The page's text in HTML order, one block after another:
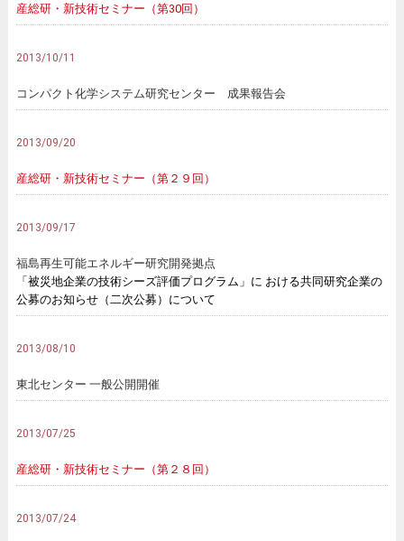
産総研・新技術セミナー（第30回）
2013/10/11
コンパクト化学システム研究センター 成果報告会
2013/09/20
産総研・新技術セミナー（第２９回）
2013/09/17
福島再生可能エネルギー研究開発拠点
「被災地企業の技術シーズ評価プログラム」に おける共同研究企業の
公募のお知らせ（二次公募）について
2013/08/10
東北センター 一般公開開催
2013/07/25
産総研・新技術セミナー（第２８回）
2013/07/24